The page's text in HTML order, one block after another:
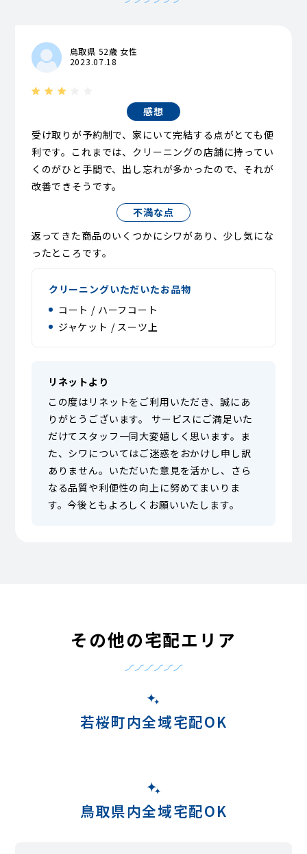
鳥取県 52歳 女性
2023.07.18
感想
受け取りが予約制で、家にいて完結する点がとても便
利です。これまでは、クリーニングの店舗に持ってい
くのがひと手間で、出し忘れが多かったので、それが
改善できそうです。
不満な点
返ってきた商品のいくつかにシワがあり、少し気にな
ったところです。
クリーニングいただいたお品物
コート / ハーフコート
ジャケット / スーツ上
リネットより
この度はリネットをご利用いただき、誠にあ
りがとうございます。 サービスにご満足いた
だけてスタッフ一同大変嬉しく思います。ま
た、シワについてはご迷惑をおかけし申し訳
ありません。いただいた意見を活かし、さら
なる品質や利便性の向上に努めてまいりま
す。今後ともよろしくお願いいたします。
その他の宅配エリア
若桜町内全域宅配OK
鳥取県内全域宅配OK